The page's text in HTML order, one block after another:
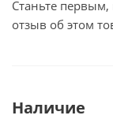
Станьте первым,
отзыв об этом
Наличие